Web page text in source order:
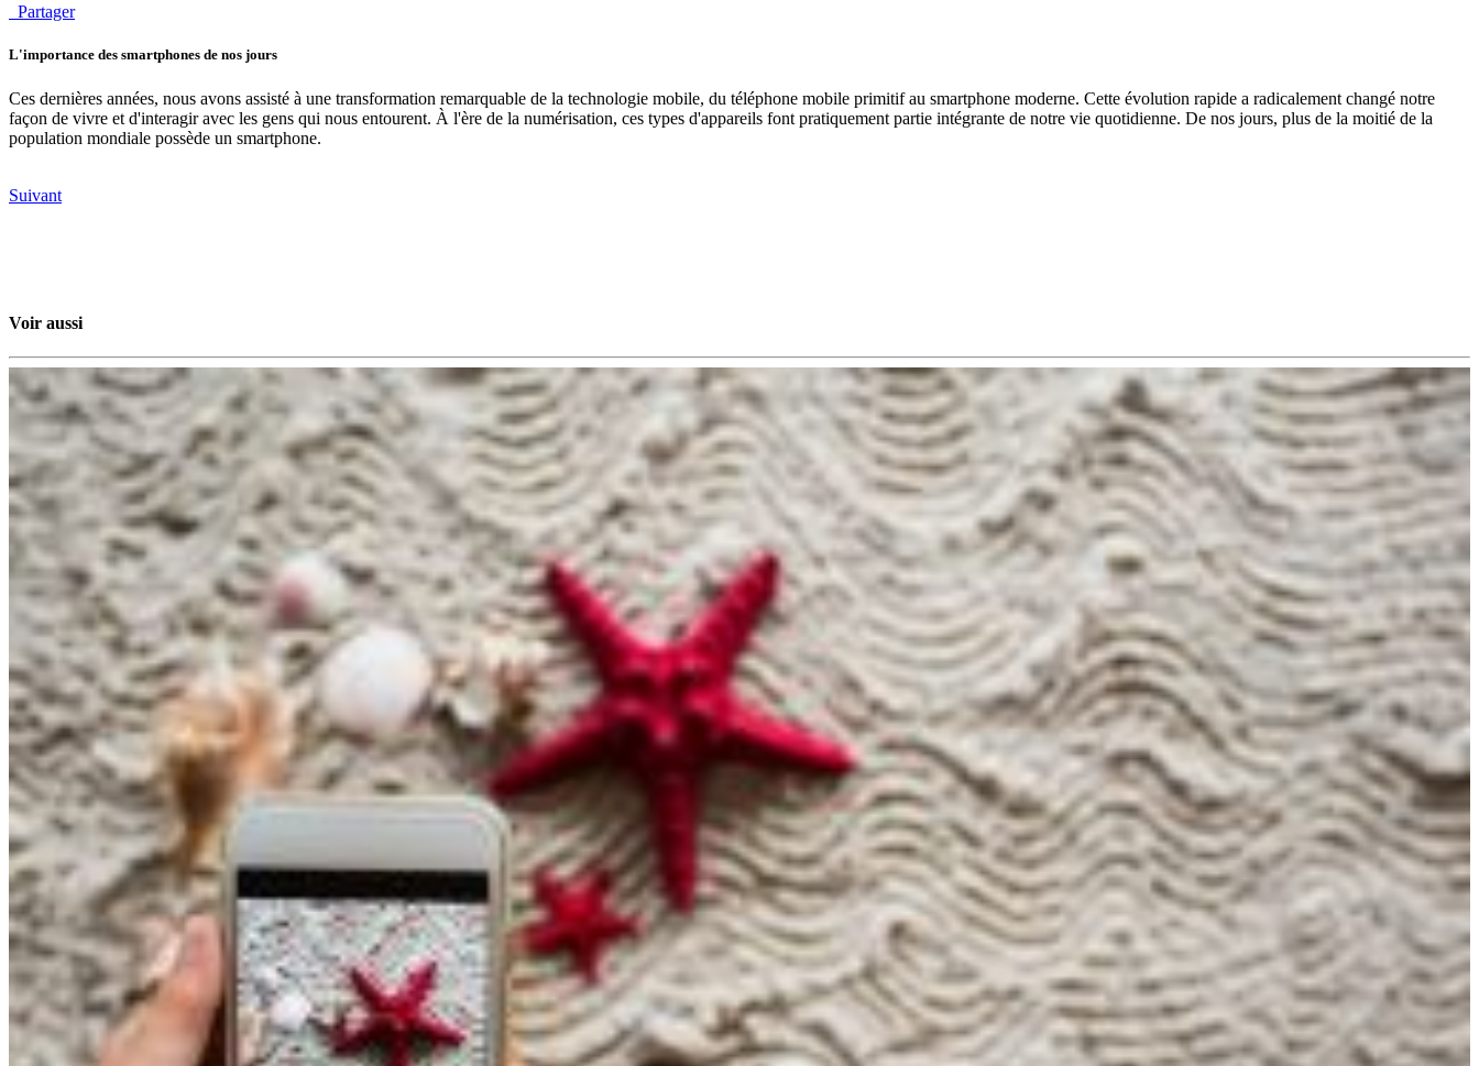
Partager
L'importance des smartphones de nos jours
Ces dernières années, nous avons assisté à une transformation remarquable de la technologie mobile, du téléphone mobile primitif au smartphone moderne. Cette évolution rapide a radicalement changé notre
façon de vivre et d'interagir avec les gens qui nous entourent. À l'ère de la numérisation, ces types d'appareils font pratiquement partie intégrante de notre vie quotidienne. De nos jours, plus de la moitié de la
population mondiale possède un smartphone.
Suivant
Voir aussi